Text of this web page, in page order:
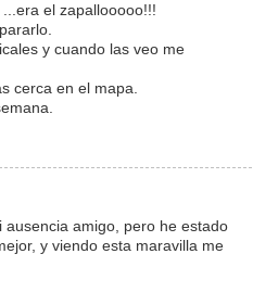
el zapallooooo!!!
y cuando las veo me
cerca en el mapa.
amigo, pero he estado
y viendo esta maravilla me